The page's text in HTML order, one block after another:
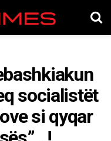
socialistët
si qyqar